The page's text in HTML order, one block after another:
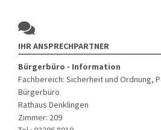
IHR ANSPRECHPARTNER
Bürgerbüro - Information
Fachbereich: Sicherheit und Ordnung,
Bürgerbüro
Rathaus Denklingen
Zimmer: 209